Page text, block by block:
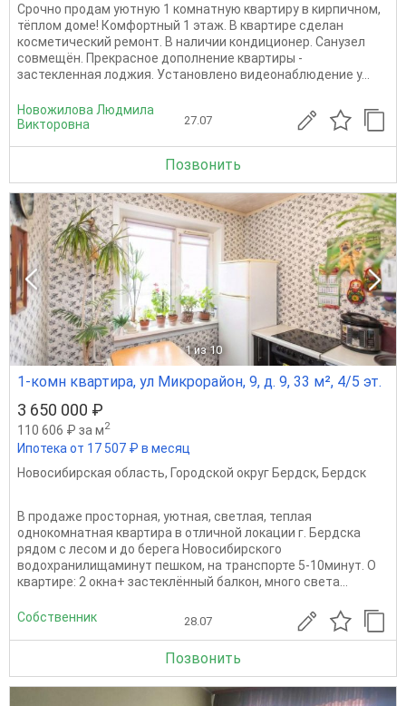
Срочно продам уютную 1 комнатную квартиру в кирпичном,
тёплом доме! Комфортный 1 этаж. В квартире сделан
косметический ремонт. В наличии кондиционер. Санузел
совмещён. Прекрасное дополнение квартиры -
застекленная лоджия. Установлено видеонаблюдение у...
Новожилова Людмила
Викторовна
27.07
Позвонить
1 из 10
1-комн квартира, ул Микрорайон, 9, д. 9, 33 м², 4/5 эт.
3 650 000 ₽
110 606 ₽ за м2
Ипотека от 17 507 ₽ в месяц
Новосибирская область, Городской округ Бердск, Бердск
В продаже просторная, уютная, светлая, теплая
однокомнатная квартира в отличной локации г. Бердска
рядом с лесом и до берега Новосибирского
водохранилищаминут пешком, на транспорте 5-10минут. О
квартире: 2 окна+ застеклённый балкон, много света...
Собственник 28.07
Позвонить